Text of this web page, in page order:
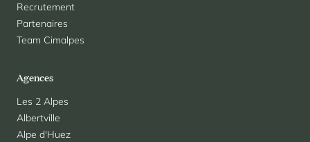
Recrutement
Partenaires
Team Cimalpes
Agences
Les 2 Alpes
Albertville
Alpe d'Huez